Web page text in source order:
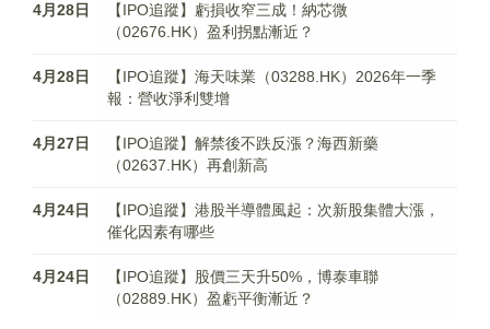
4月28日
【IPO追蹤】虧損收窄三成！納芯微
（02676.HK）盈利拐點漸近？
4月28日
【IPO追蹤】海天味業（03288.HK）2026年一季
報：營收淨利雙增
4月27日
【IPO追蹤】解禁後不跌反漲？海西新藥
（02637.HK）再創新高
4月24日
【IPO追蹤】港股半導體風起：次新股集體大漲，
催化因素有哪些
4月24日
【IPO追蹤】股價三天升50%，博泰車聯
（02889.HK）盈虧平衡漸近？